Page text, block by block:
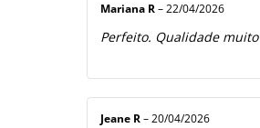
Mariana R – 22/04/2026
Perfeito. Qualidade
Jeane R – 20/04/2026